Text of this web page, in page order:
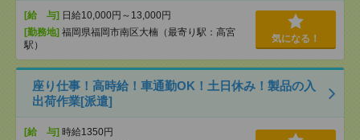
[給 与] 日給10,000円～13,000円
[勤務地] 福岡県福岡市南区大楠（最寄り駅：高宮
駅）
気になる！
座り仕事！高時給！車通勤OK！土日休み！製品の入
出荷作業[派遣]
[給 与] 時給1350円